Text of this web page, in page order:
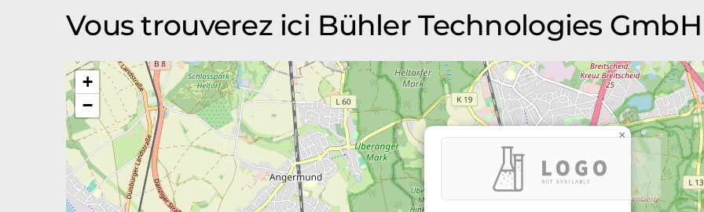
Vous trouverez ici Bühler Technologies GmbH
×
+
−